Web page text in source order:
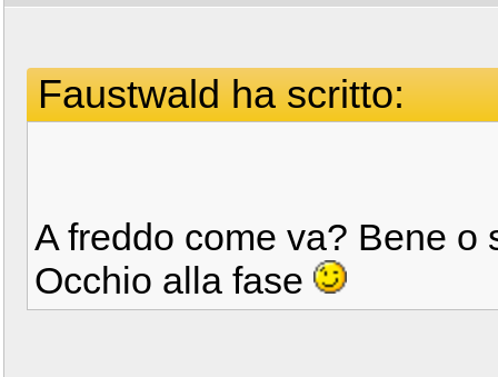
Faustwald ha scritto:
A freddo come va? Bene
Occhio alla fase